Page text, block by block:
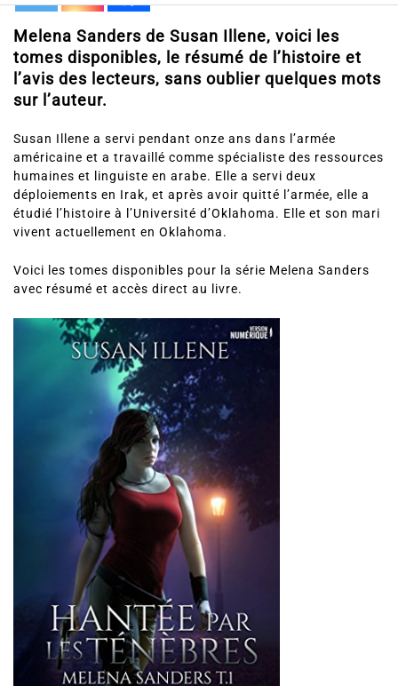
Melena Sanders de Susan Illene, voici les
tomes disponibles, le résumé de l’histoire et
l’avis des lecteurs, sans oublier quelques mots
Susan Illene a servi pendant onze ans dans l’armée
américaine et a travaillé comme spécialiste des ressources
humaines et linguiste en arabe. Elle a servi deux
déploiements en Irak, et après avoir quitté l’armée, elle a
étudié l’histoire à l’Université d’Oklahoma.
Voici les tomes disponibles pour la série Melena Sanders